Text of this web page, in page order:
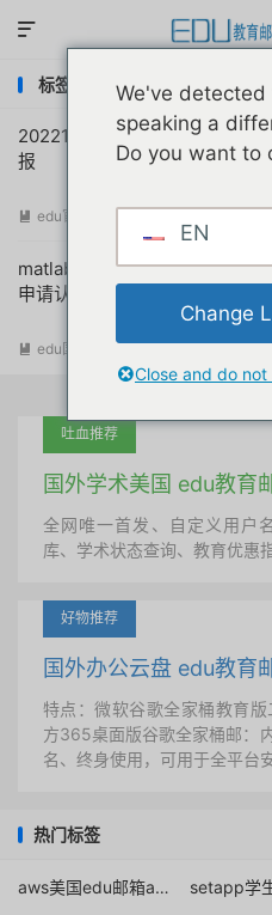

标签：matlab教育版免费
20221012互联网教育优惠申请
报
 edu官方简报
matlab教育版学生免费edu邮箱
申请认证教程
 edu国内优惠 阅读(21103)
吐血推荐
国外学术美国 edu教育
全网唯一首发、自定义用户
库、学术状态查询、教育优惠
好物推荐
国外办公云盘 edu教育
特点：微软谷歌全家桶教育
方365桌面版谷歌全家桶邮：
名、终身使用，可用于全平台
热门标签
aws美国edu邮箱aws setapp学
We've
speaking a
Do you want to
EN
Change
Close and do